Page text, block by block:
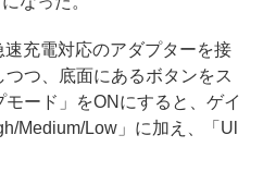
充電対応のアダプターを接
つ、底面にあるボタンをス
ード」をONにすると、ゲイ
Medium/Low」に加え、「Ul